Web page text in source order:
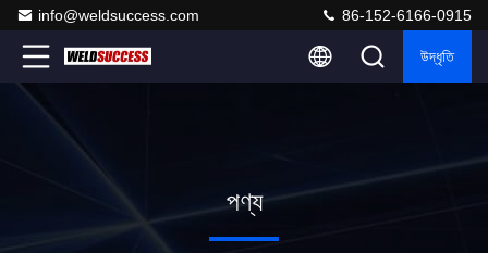
info@weldsuccess.com 86-152-6166-0915
উদ্ধৃতি
পণ্য